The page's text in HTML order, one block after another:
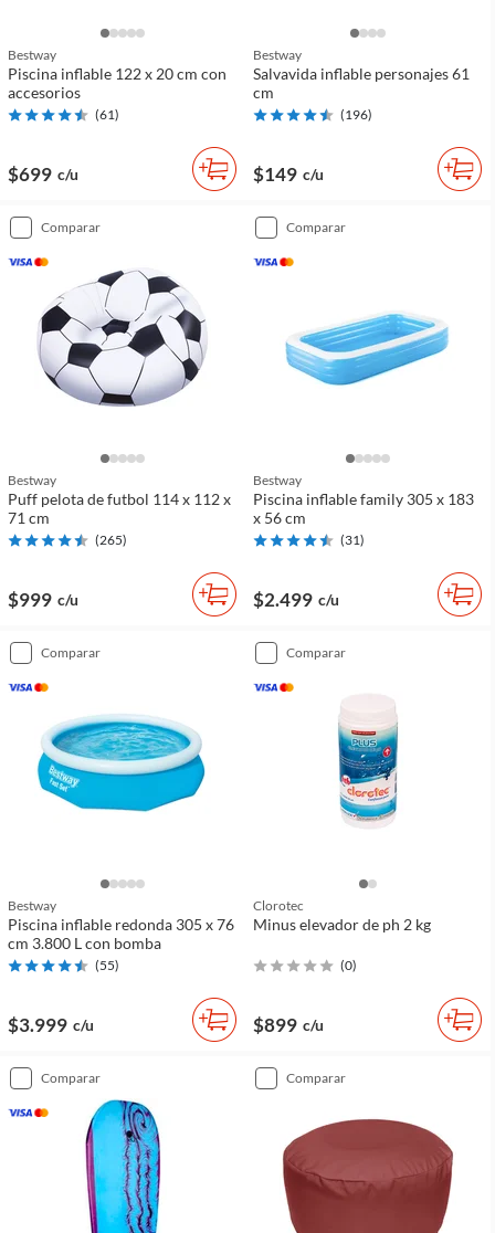
Bestway
Piscina inflable 122 x 20 cm con
accesorios
(61)
$699 c/u
Bestway
Salvavida inflable personajes 61
cm
(196)
$149 c/u
comparar
Bestway
Puff pelota de futbol 114 x 112 x
71 cm
(265)
$999 c/u
comparar
Bestway
Piscina inflable family 305 x 183
x 56 cm
(31)
$2.499 c/u
comparar
Bestway
Piscina inflable redonda 305 x 76
cm 3.800 L con bomba
(55)
$3.999 c/u
comparar
Clorotec
Minus elevador de ph 2 kg
(0)
$899 c/u
comparar comparar